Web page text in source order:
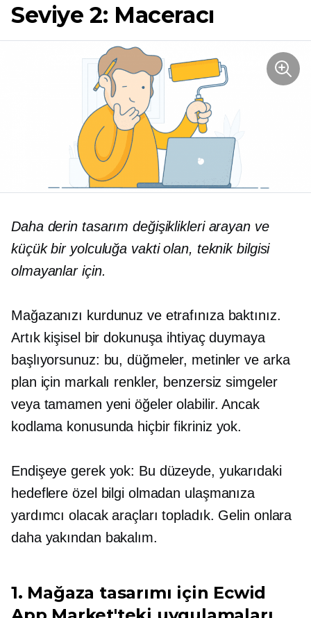
Seviye 2: Maceracı
Daha derin tasarım değişiklikleri arayan ve
küçük bir yolculuğa vakti olan, teknik bilgisi
olmayanlar için.
Mağazanızı kurdunuz ve etrafınıza baktınız.
Artık kişisel bir dokunuşa ihtiyaç duymaya
başlıyorsunuz: bu, düğmeler, metinler ve arka
plan için markalı renkler, benzersiz simgeler
veya tamamen yeni öğeler olabilir. Ancak
kodlama konusunda hiçbir fikriniz yok.
Endişeye gerek yok: Bu düzeyde, yukarıdaki
hedeflere özel bilgi olmadan ulaşmanıza
yardımcı olacak araçları topladık. Gelin onlara
daha yakından bakalım.
1. Mağaza tasarımı için Ecwid